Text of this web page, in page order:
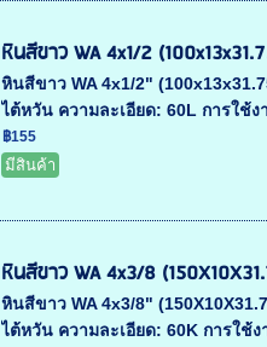
หินสีขาว WA 4x1/2
หินสีขาว WA 4x1/2"
ไต้หวัน ความละเอียด: 60L การใช้ง
฿155
มีสินค้า
หินสีขาว WA 4x3/8
หินสีขาว WA 4x3/8"
ไต้หวัน ความละเอียด: 60K การใช้